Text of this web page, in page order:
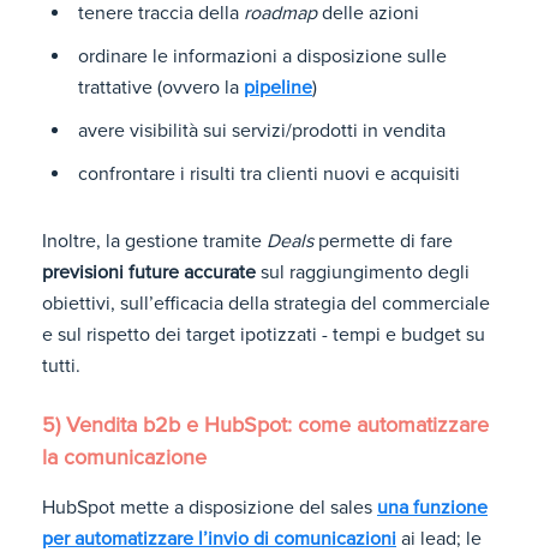
tenere traccia della roadmapdelle azioni
ordinare le informazioni a disposizione sulle
trattative (ovvero la pipeline)
avere visibilità sui servizi/prodotti in vendita
confrontare i risulti tra clienti nuovi e acquisiti
Inoltre, la gestione tramite Deals permette di fare
previsioni future accurate sul raggiungimento degli
obiettivi, sull’efficacia della strategia del commerciale
e sul rispetto dei target ipotizzati - tempi e budget su
tutti.
5) Vendita b2b e HubSpot: come automatizzare
la comunicazione
HubSpot mette a disposizione del sales una funzione
per automatizzare l’invio di comunicazioni ai lead; le